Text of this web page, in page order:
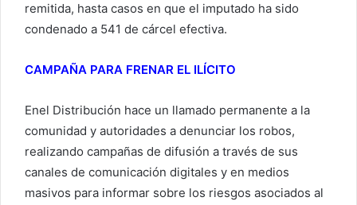
remitida, hasta casos en que el imputado ha sido
condenado a 541 de cárcel efectiva.
CAMPAÑA PARA FRENAR EL ILÍCITO
Enel Distribución hace un llamado permanente a la
comunidad y autoridades a denunciar los robos,
realizando campañas de difusión a través de sus
canales de comunicación digitales y en medios
masivos para informar sobre los riesgos asociados al